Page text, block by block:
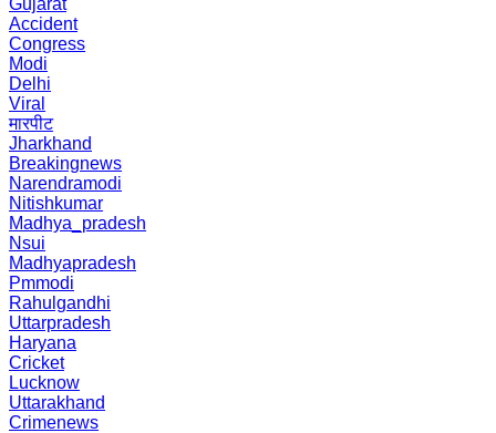
Gujarat
Accident
Congress
Modi
Delhi
Viral
मारपीट
Jharkhand
Breakingnews
Narendramodi
Nitishkumar
Madhya_pradesh
Nsui
Madhyapradesh
Pmmodi
Rahulgandhi
Uttarpradesh
Haryana
Cricket
Lucknow
Uttarakhand
Crimenews